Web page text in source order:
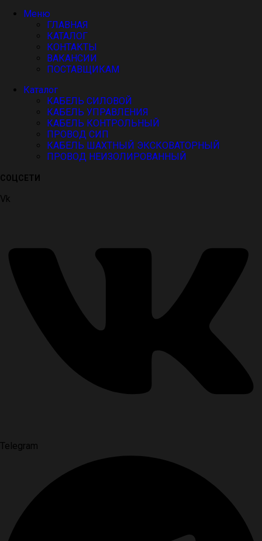
Меню
ГЛАВНАЯ
КАТАЛОГ
КОНТАКТЫ
ВАКАНСИИ
ПОСТАВЩИКАМ
Каталог
КАБЕЛЬ СИЛОВОЙ
КАБЕЛЬ УПРАВЛЕНИЯ
КАБЕЛЬ КОНТРОЛЬНЫЙ
ПРОВОД СИП
КАБЕЛЬ ШАХТНЫЙ ЭКСКОВАТОРНЫЙ
ПРОВОД НЕИЗОЛИРОВАННЫЙ
СОЦСЕТИ
Vk
Telegram